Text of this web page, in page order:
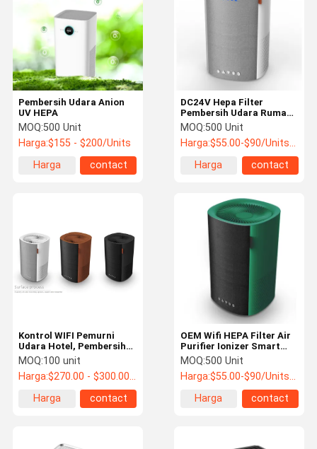
DC24V Hepa Filter
Pembersih Udara Rumah
Sensor Cerdas Wifi 3 Juta
Anion Ion OEM
MOQ:500 Unit
Harga:$55.00-$90/Units >=500 Units
Harga
contact
Pembersih Udara Anion
UV HEPA
MOQ:500 Unit
Harga:$155 - $200/Units
Harga
contact
OEM Wifi HEPA Filter Air
Purifier Ionizer Smart
Sensor Untuk Rumah
MOQ:500 Unit
Harga:$55.00-$90/Units >=500 Units
Harga
contact
Kontrol WIFI Pemurni
Udara Hotel, Pembersih
Udara Asap Filter Hepa
MOQ:100 unit
Harga:$270.00 - $300.00/Units
Harga
contact